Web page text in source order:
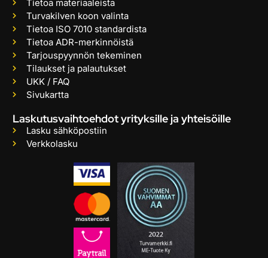
Tietoa materiaaleista
Turvakilven koon valinta
Tietoa ISO 7010 standardista
Tietoa ADR-merkinnöistä
Tarjouspyynnön tekeminen
Tilaukset ja palautukset
UKK / FAQ
Sivukartta
Laskutusvaihtoehdot yrityksille ja yhteisöille
Lasku sähköpostiin
Verkkolasku